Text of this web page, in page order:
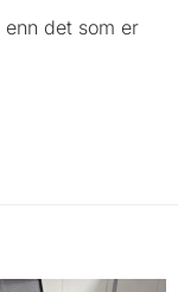
enn det som er